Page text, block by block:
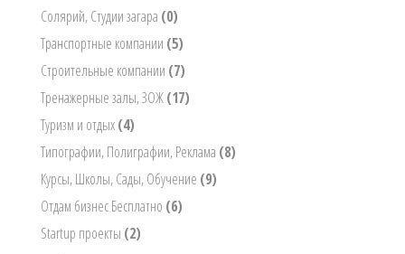
Солярий, Студии загара (0)
Транспортные компании (5)
Строительные компании (7)
Тренажерные залы, ЗОЖ(17)
Туризм и отдых(4)
Типографии, Полиграфии, Реклама (8)
Курсы, Школы, Сады, Обучение (9)
Отдам бизнес Бесплатно (6)
Startup проекты (2)